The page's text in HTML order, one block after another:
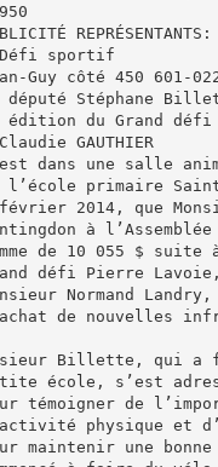
REPRÉSENTANTS:
sportif
Guy côté 450 601-
député Stéphane
édition du Grand
GAUTHIER
dans une salle
l’école primaire
2014, que
à
de 10 055 $
défi Pierre
Normand
de nouvelles
Billette, qui a
école, s’est
témoigner de
physique et
maintenir une